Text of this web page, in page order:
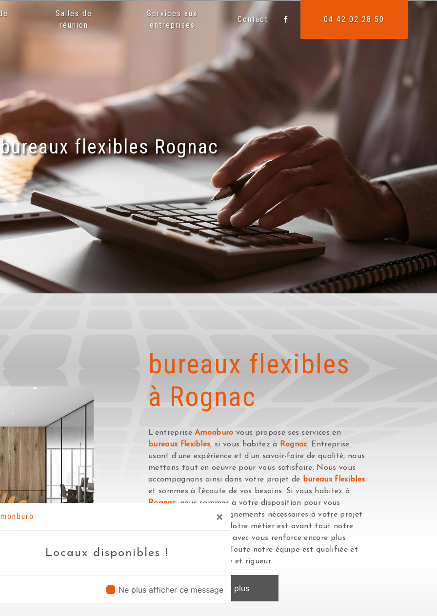
×
Locaux disponibles !
Ne plus afficher ce message
Salles de
réunion
Services aux
entreprises
Contact 04 42 02 28 50
bureaux flexibles Rognac
bureaux flexibles
à Rognac
L’entrepriseAmonburo vous propose ses services en
bureaux flexibles, si vous habitez à Rognac. Entreprise
usant d’une expérience et d’un savoir-faire de qualité, nous
mettons tout en oeuvre pour vous satisfaire. Nous vous
accompagnons ainsi dans votre projet de bureaux flexibles
et sommes à l’écoute de vos besoins. Si vous habitez à
Rognac, nous sommes à votre disposition pour vous
transmettre les renseignements nécessaires à votre projet
. Notre métier est avant tout notre
passion et le partager avec vous renforce encore plus
notre désir de réussir. Toute notre équipe est qualifiée et
travaille avec propreté et rigueur.
En savoir plus